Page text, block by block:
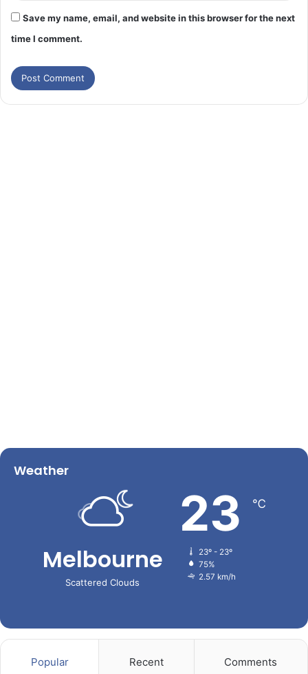
Save my name, email, and website in this browser for the next
time I comment.
Weather
Melbourne
Scattered Clouds
23 ℃
23º - 23º
75%
2.57 km/h
Popular Recent Comments